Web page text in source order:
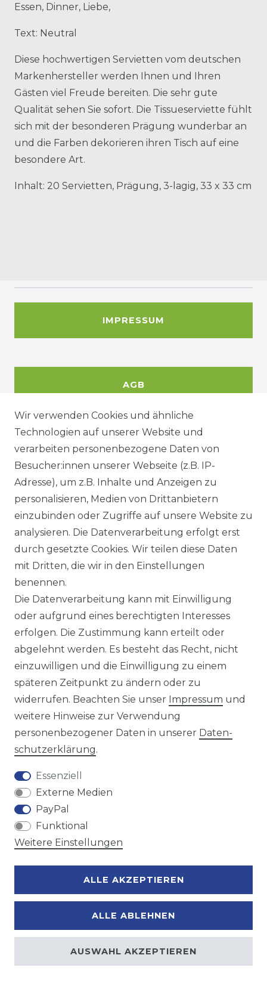
Essen, Dinner, Liebe,
Text: Neutral
Diese hochwertigen Servietten vom deutschen
Markenhersteller werden Ihnen und Ihren
Gästen viel Freude bereiten. Die sehr gute
Qualität sehen Sie sofort. Die Tissueserviette fühlt
sich mit der besonderen Prägung wunderbar an
und die Farben dekorieren ihren Tisch auf eine
besondere Art.
Inhalt: 20 Servietten, Prägung, 3-lagig, 33 x 33 cm
IMPRESSUM
AGB
DATENSCHUTZERKÄRUNG
WIDERRUFSRECHT
KONTAKT
Sie sind Wiederverkäufer?
Sie erreichen uns unter :
https://avancarte.de/
oder telefonisch unter: 0421 - 434430
Wir versenden mit
Zahlungsmöglichkeiten
Wir verwenden Cookies und ähnliche
Technologien auf unserer Website und
verarbeiten personenbezogene Daten von
Besucher:innen unserer Webseite (z.B. IP-
Adresse), um z.B. Inhalte und Anzeigen zu
personalisieren, Medien von Drittanbietern
einzubinden oder Zugriffe auf unsere Website zu
analysieren. Die Datenverarbeitung erfolgt erst
durch gesetzte Cookies. Wir teilen diese Daten
mit Dritten, die wir in den Einstellungen
benennen.
Die Datenverarbeitung kann mit Einwilligung
oder aufgrund eines berechtigten Interesses
erfolgen. Die Zustimmung kann erteilt oder
abgelehnt werden. Es besteht das Recht, nicht
einzuwilligen und die Einwilligung zu einem
späteren Zeitpunkt zu ändern oder zu
widerrufen. Beachten Sie unser Impressum und
weitere Hinweise zur Verwendung
personenbezogener Daten in unserer Daten­
schutz­erklärung.
Essenziell
Externe Medien
PayPal
Funktional
Weitere Einstellungen
ALLE AKZEPTIEREN
ALLE ABLEHNEN
AUSWAHL AKZEPTIEREN